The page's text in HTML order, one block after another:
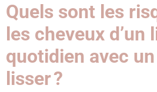
Quels sont les
les cheveux d’un
quotidien avec
lisser ?